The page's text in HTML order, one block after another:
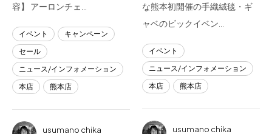
容】 アーロンチェ…
イベント
キャンペーン
セール
ニュース/インフォメーション
本店
熊本店
usumano chika
な熊本初開催の手織絨毯・ギ
ャベのビックイベン…
イベント
ニュース/インフォメーション
本店
熊本店
usumano chika